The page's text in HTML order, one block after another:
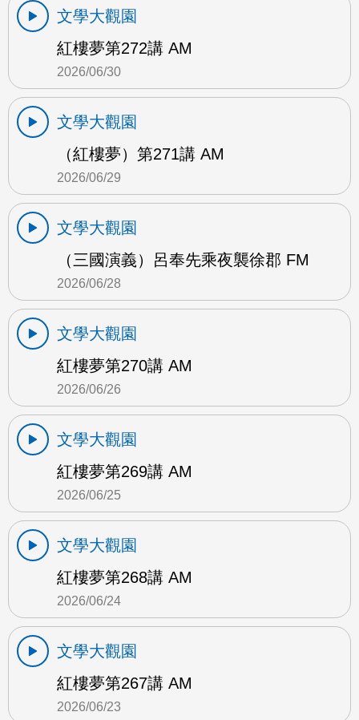
文學大觀園
紅樓夢第272講 AM
2026/06/30
文學大觀園
（紅樓夢）第271講 AM
2026/06/29
文學大觀園
（三國演義）呂奉先乘夜襲徐郡 FM
2026/06/28
文學大觀園
紅樓夢第270講 AM
2026/06/26
文學大觀園
紅樓夢第269講 AM
2026/06/25
文學大觀園
紅樓夢第268講 AM
2026/06/24
文學大觀園
紅樓夢第267講 AM
2026/06/23